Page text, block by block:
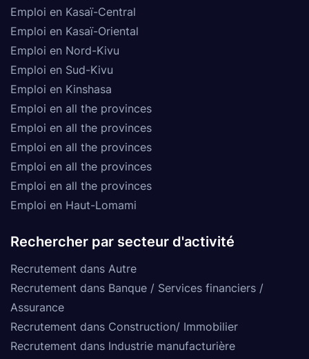
Emploi en Kasaï-Central
Emploi en Kasaï-Oriental
Emploi en Nord-Kivu
Emploi en Sud-Kivu
Emploi en Kinshasa
Emploi en all the provinces
Emploi en all the provinces
Emploi en all the provinces
Emploi en all the provinces
Emploi en all the provinces
Emploi en Haut-Lomami
Rechercher par secteur d'activité
Recrutement dans Autre
Recrutement dans Banque / Services financiers /
Assurance
Recrutement dans Construction/ Immobilier
Recrutement dans Industrie manufacturière